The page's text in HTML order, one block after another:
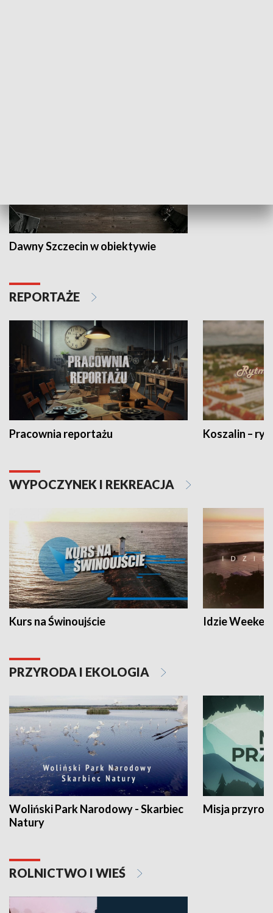
Dawny Szczecin w obiektywie
REPORTAŻE
Pracownia reportażu Koszalin –
WYPOCZYNEK I REKREACJA
Kurs na Świnoujście Idzie
PRZYRODA I EKOLOGIA
Woliński Park Narodowy - Skarbiec
Natury
Misja
ROLNICTWO I WIEŚ